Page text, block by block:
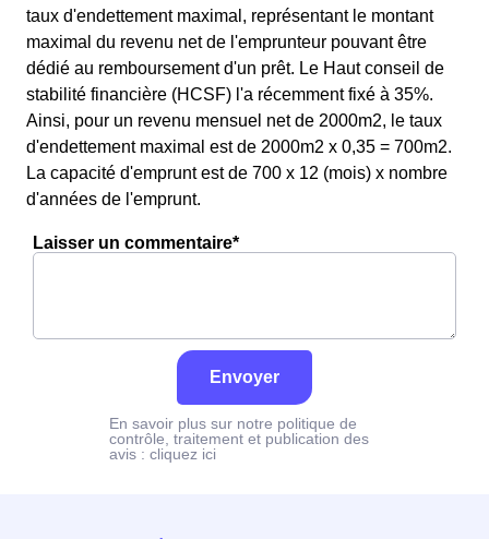
taux d'endettement maximal, représentant le montant
maximal du revenu net de l'emprunteur pouvant être
dédié au remboursement d'un prêt. Le Haut conseil de
stabilité financière (HCSF) l'a récemment fixé à 35%.
Ainsi, pour un revenu mensuel net de 2000m2, le taux
d'endettement maximal est de 2000m2 x 0,35 = 700m2.
La capacité d'emprunt est de 700 x 12 (mois) x nombre
d'années de l'emprunt.
Laisser un commentaire*
Envoyer
En savoir plus sur notre politique de
contrôle, traitement et publication des
avis : cliquez ici